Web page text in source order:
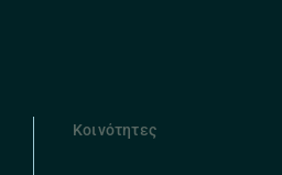
Κοινότητες